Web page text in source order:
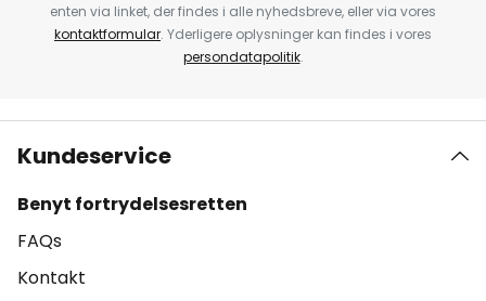
enten via linket, der findes i alle nyhedsbreve, eller via vores
kontaktformular. Yderligere oplysninger kan findes i vores
persondatapolitik.
Kundeservice
Benyt fortrydelsesretten
FAQs
Kontakt